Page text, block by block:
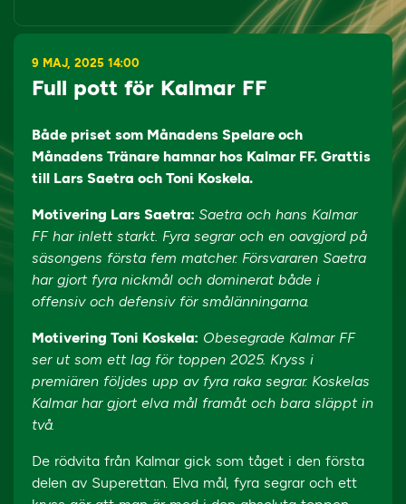
9 MAJ, 2025 14:00
Full pott för Kalmar FF
Både priset som Månadens Spelare och
Månadens Tränare hamnar hos Kalmar FF. Grattis
till Lars Saetra och Toni Koskela.
Motivering Lars Saetra: Saetra och hans Kalmar
FF har inlett starkt. Fyra segrar och en oavgjord på
säsongens första fem matcher. Försvararen Saetra
har gjort fyra nickmål och dominerat både i
offensiv och defensiv för smålänningarna.
Motivering Toni Koskela: Obesegrade Kalmar FF
ser ut som ett lag för toppen 2025. Kryss i
premiären följdes upp av fyra raka segrar. Koskelas
Kalmar har gjort elva mål framåt och bara släppt in
två.
De rödvita från Kalmar gick som tåget i den första
delen av Superettan. Elva mål, fyra segrar och ett